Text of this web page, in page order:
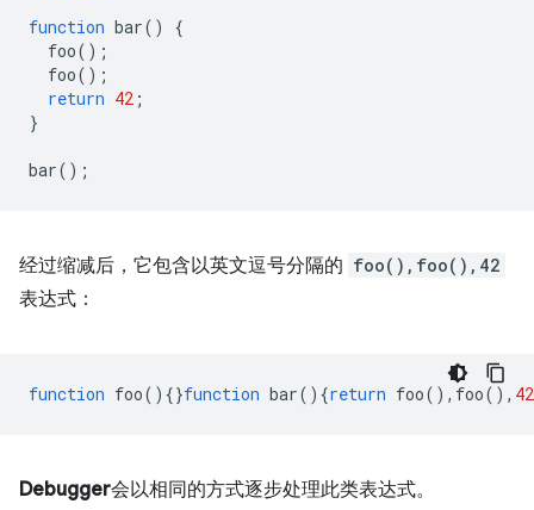
function bar()
{
foo();
foo();
return 42 ;
}
bar();
经过缩减后，它包含以英文逗号分隔的 foo(),foo(),42
表达式：
function foo(){}function bar(){return foo(), foo(), 42
Debugger会以相同的方式逐步处理此类表达式。